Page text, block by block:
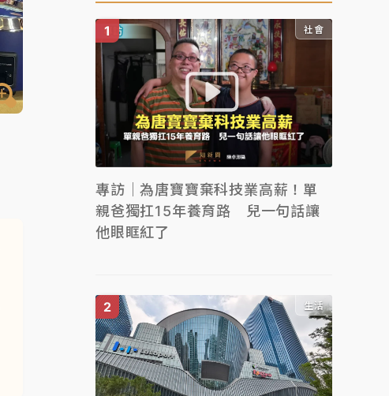
社會
專訪｜為唐寶寶棄科技業高薪！單
親爸獨扛15年養育路 兒一句話讓
他眼眶紅了
生活